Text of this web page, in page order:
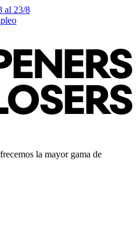
al 23/8
la mayor gama de